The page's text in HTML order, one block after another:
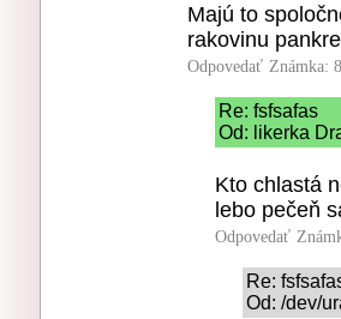
Majú to
rakovinu
Odpovedať Známka:
Re: fsfsafas
Od: likerka
Kto chlastá
lebo pečeň
Odpovedať
Re:
Od: /dev/